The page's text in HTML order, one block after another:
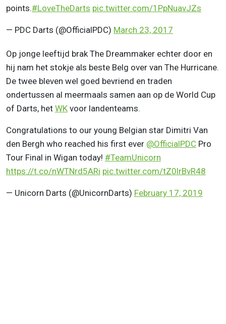
points.#LoveTheDarts pic.twitter.com/1PpNuavJZs
— PDC Darts (@OfficialPDC) March 23, 2017
Op jonge leeftijd brak The Dreammaker echter door en
hij nam het stokje als beste Belg over van The Hurricane.
De twee bleven wel goed bevriend en traden
ondertussen al meermaals samen aan op de World Cup
of Darts, het WK voor landenteams.
Congratulations to our young Belgian star Dimitri Van
den Bergh who reached his first ever @OfficialPDC Pro
Tour Final in Wigan today! #TeamUnicorn
https://t.co/nWTNrd5ARi pic.twitter.com/tZ0lrBvR48
— Unicorn Darts (@UnicornDarts) February 17, 2019